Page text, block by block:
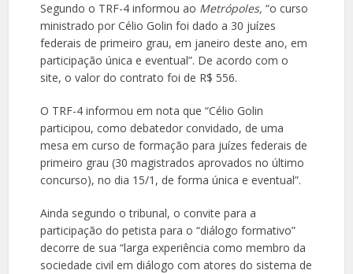
Segundo o TRF-4 informou ao Metrópoles, “o curso
ministrado por Célio Golin foi dado a 30 juízes
federais de primeiro grau, em janeiro deste ano, em
participação única e eventual”. De acordo com o
site, o valor do contrato foi de R$ 556.
O TRF-4 informou em nota que “Célio Golin
participou, como debatedor convidado, de uma
mesa em curso de formação para juízes federais de
primeiro grau (30 magistrados aprovados no último
concurso), no dia 15/1, de forma única e eventual”.
Ainda segundo o tribunal, o convite para a
participação do petista para o “diálogo formativo”
decorre de sua “larga experiência como membro da
sociedade civil em diálogo com atores do sistema de